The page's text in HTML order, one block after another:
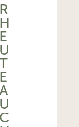
R
H
E
U
T
E
A
U
C